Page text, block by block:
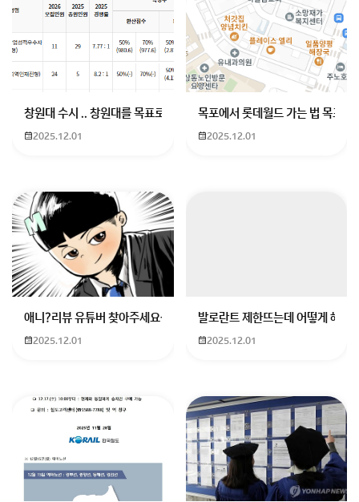
가산이 있는대학은 가톨릭관동대 경상국립대 단국대 천
안캠퍼스 동국대WISE 순천향대(의예)등이 있습니다
감사합니다
회원가입 혹은 광고 [X]를 누르면 내용이 보입니다
창원대 수시 .. 창원대를 목표로 하고 있는 09년생입니다 지금 제 내신이
2025.12.01
목포에서 롯데월드 가는 법 목포
2025.12.01
애니?리뷰 유튜버 찾아주세요ㅠㅠ 무슨 검정머리 남자 캐릭터에 더빙하
2025.12.01
발로란트 제한뜨는데 어떻게 해야
2025.12.01